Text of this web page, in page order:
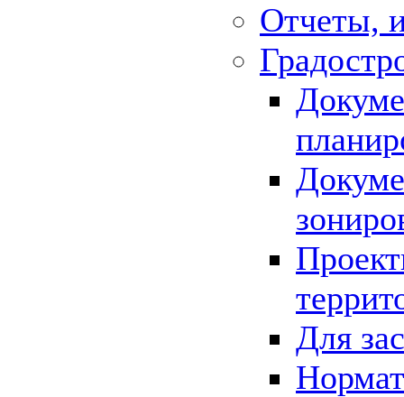
Отчеты,
Для